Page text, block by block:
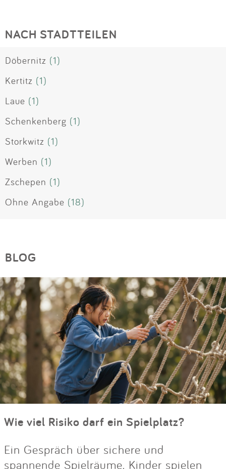
NACH STADTTEILEN
Döbernitz (1)
Kertitz (1)
Laue (1)
Schenkenberg (1)
Storkwitz (1)
Werben (1)
Zschepen (1)
Ohne Angabe (18)
BLOG
Wie viel Risiko darf ein Spielplatz?
Ein Gespräch über sichere und
spannende Spielräume. Kinder spielen